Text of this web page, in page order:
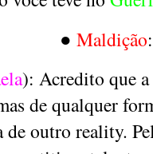
●Maldição:
): Acredito que
de qualquer
de outro reality.